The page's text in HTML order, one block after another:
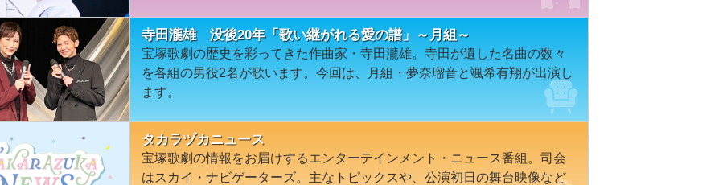
寺田瀧雄 没後20年「歌い継がれる愛の譜」～月組～
宝塚歌劇の歴史を彩ってきた作曲家・寺田瀧雄。寺田が遺した名曲の数々
を各組の男役2名が歌います。今回は、月組・夢奈瑠音と颯希有翔が出演し
ます。
タカラヅカニュース
宝塚歌劇の情報をお届けするエンターテインメント・ニュース番組。司会
はスカイ・ナビゲーターズ。主なトピックスや、公演初日の舞台映像など